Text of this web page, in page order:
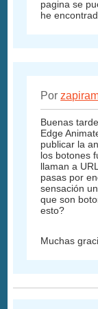
pagina se
he
Por
Buenas
Edge
publicar la
los botones
llaman a
pasas por
sensación
que son
esto?
Muchas